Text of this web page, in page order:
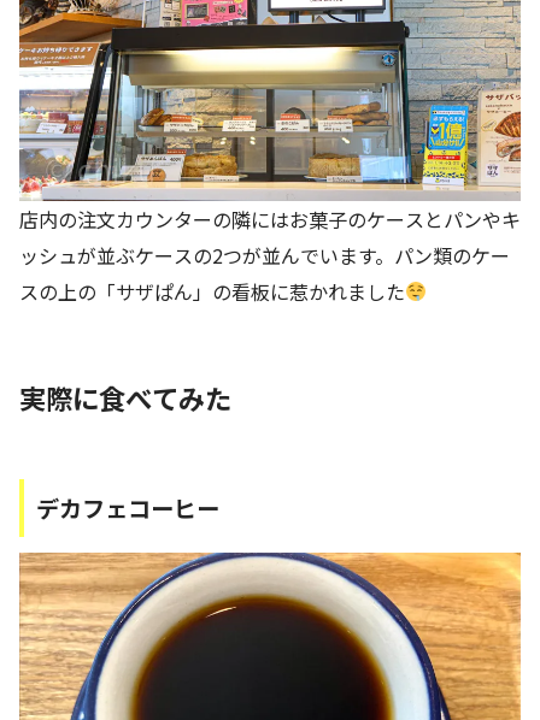
店内の注文カウンターの隣にはお菓子のケースとパンやキ
ッシュが並ぶケースの2つが並んでいます。パン類のケー
スの上の「サザぱん」の看板に惹かれました
実際に食べてみた
デカフェコーヒー